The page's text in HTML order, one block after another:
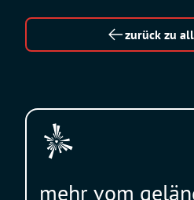
zurück zu
mehr vom